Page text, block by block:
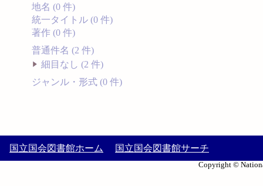
地名 (0 件)
統一タイトル (0 件)
著作 (0 件)
普通件名 (2 件)
細目なし (2 件)
ジャンル・形式 (0 件)
国立国会図書館ホーム 国立国会図書館サーチ
Copyright ©